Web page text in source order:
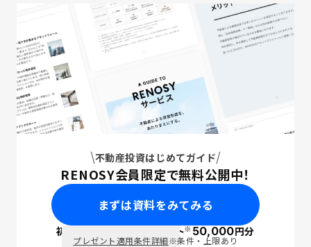
不動産投資はじめてガイド
RENOSY会員限定で無料公開中！
まずは資料をみてみる
初回面談で ポイント※50,000円分
プレゼント適用条件詳細※条件・上限あり